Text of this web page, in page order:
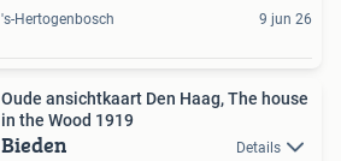
's-Hertogenbosch 9 jun 26
Oude ansichtkaart Den Haag, The house
in the Wood 1919
Bieden Details